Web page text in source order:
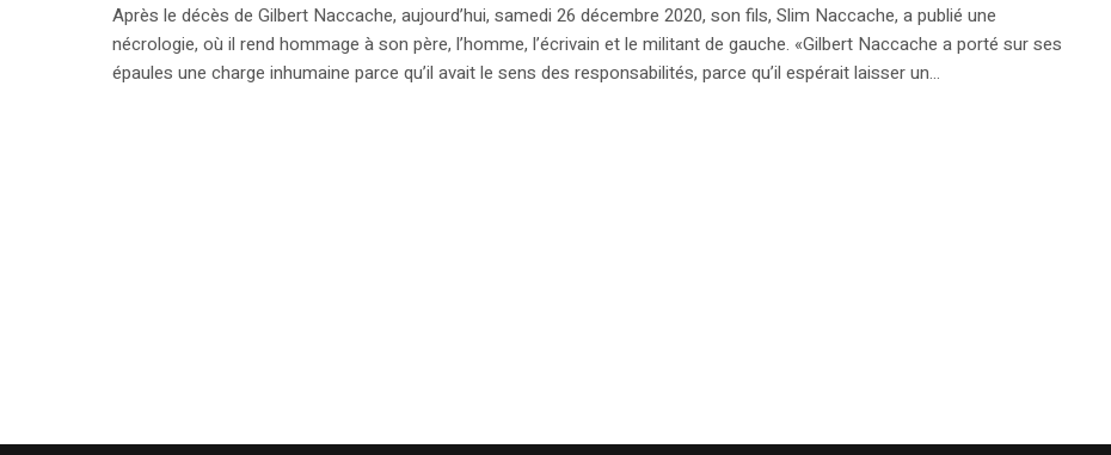
Après le décès de Gilbert Naccache, aujourd’hui, samedi 26 décembre 2020, son fils, Slim Naccache, a publié une
nécrologie, où il rend hommage à son père, l’homme, l’écrivain et le militant de gauche. «Gilbert Naccache a porté sur ses
épaules une charge inhumaine parce qu’il avait le sens des responsabilités, parce qu’il espérait laisser un...